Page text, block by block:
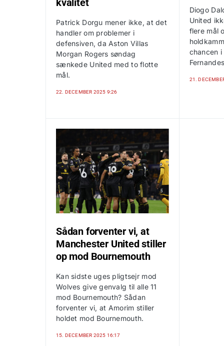
kvalitet
Patrick Dorgu mener ikke, at det
handler om problemer i
defensiven, da Aston Villas
Morgan Rogers søndag
sænkede United med to flotte
mål.
22. DECEMBER 2025 9:26
Diogo
United
flere mål
chancen
21.
Sådan forventer vi, at
Manchester United stiller
op mod Bournemouth
Kan sidste uges pligtsejr mod
Wolves give genvalg til alle 11
mod Bournemouth? Sådan
forventer vi, at Amorim stiller
holdet mod Bournemouth.
15. DECEMBER 2025 16:17